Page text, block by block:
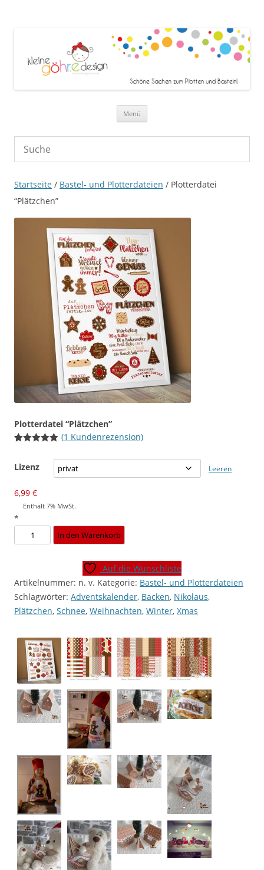
Menü
Startseite / Bastel- und Plotterdateien / Plotterdatei
“Plätzchen”
Plotterdatei “Plätzchen”
von 5,
Kundenbewertung
(1 Kundenrezension)
Lizenz Leeren
6,99 €
Enthält 7% MwSt.
*
Plotterdatei
"Plätzchen"
In den Warenkorb
Auf die Wunschliste
Artikelnummer: n. v. Kategorie: Bastel- und Plotterdateien
Schlagwörter: Adventskalender, Backen, Nikolaus,
Plätzchen, Schnee, Weihnachten, Winter, Xmas